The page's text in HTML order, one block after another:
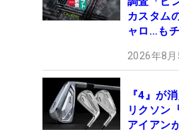
カスタム
ャロ…も
2026年8
『4』が
リクソン
アイアン